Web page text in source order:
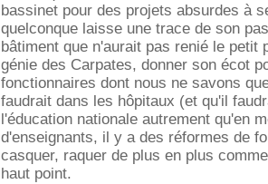
bassinet pour des projets absurdes à
quelconque laisse une trace de son
bâtiment que n'aurait pas renié le petit
génie des Carpates, donner son écot
fonctionnaires dont nous ne savons
faudrait dans les hôpitaux (et qu'il
l'éducation nationale autrement qu'en
d'enseignants, il y a des réformes de
casquer, raquer de plus en plus
haut point.